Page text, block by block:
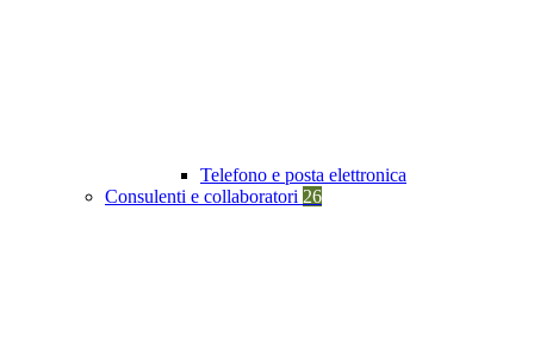
Telefono e posta elettronica
Consulenti e collaboratori 26